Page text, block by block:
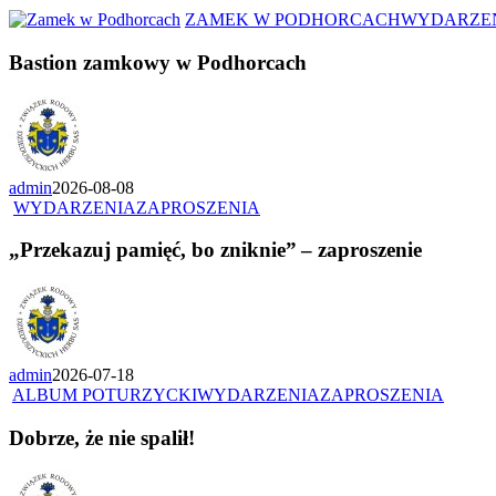
ZAMEK W PODHORCACH
Bastion zamkowy w Podhorcach
admin2026-08-08
WYDARZENIAZAPROSZENIA
„Przekazuj pamięć, bo zniknie” – zaproszenie
admin2026-07-18
ALBUM POTURZYCKIWYDARZENIAZAPROSZENIA
Dobrze, że nie spalił!